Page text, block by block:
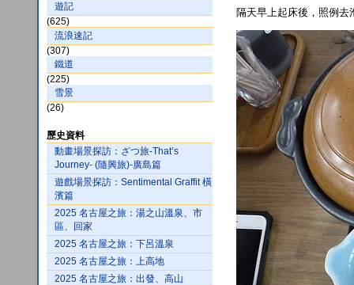
遊記
(625)
流浪速記
(307)
鐵道
(225)
雪景
(26)
歷史資料
動畫場景探訪：ざつ旅-That’s
Journey- (隨興旅)-廣島篇
遊戲場景探訪：Sentimental Graffit 橫
濱篇
2025 名古屋之旅：湯之山溫泉、市
區、回家
2025 名古屋之旅：下呂溫泉
2025 名古屋之旅：上高地
2025 名古屋之旅：出發、高山
隔天早上起床後，照例